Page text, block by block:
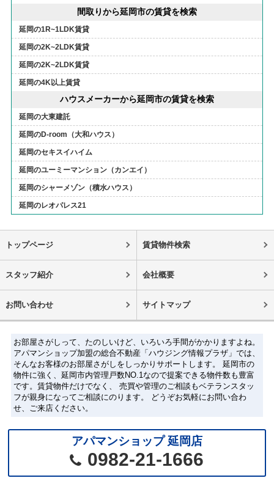
間取りから延岡市の賃貸を検索
延岡の1R~1LDK賃貸
延岡の2K~2LDK賃貸
延岡の2K~2LDK賃貸
延岡の4K以上賃貸
ハウスメーカーから延岡市の賃貸を検索
延岡の大東建託
延岡のD-room（大和ハウス）
延岡のセキスイハイム
延岡のユーミーマンション（カンエイ）
延岡のシャーメゾン（積水ハウス）
延岡のレオパレス21
トップページ 賃貸物件検索
スタッフ紹介 会社概要
お問い合わせ サイトマップ
お部屋さがしって、たのしいけど、いろいろ手間がかかりますよね。
アパマンショップ加盟の総合不動産「ハウジング情報プラザ」では、
そんなお客様のお部屋さがしをしっかりサポートします。 延岡市の
物件に強く、延岡市内管理戸数NO.1なので提案できる物件数も豊富
です。賃貸物件だけでなく、 売買や管理のご相談もベテランスタッ
フが親身になってご相談にのります。 どうぞお気軽にお問い合わ
せ、ご来店ください。
アパマンショップ 延岡店
0982-21-1666